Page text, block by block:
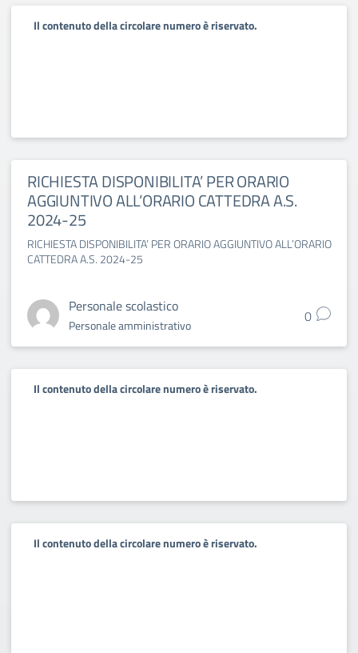
Il contenuto della circolare numero è riservato.
RICHIESTA DISPONIBILITA’ PER ORARIO
AGGIUNTIVO ALL’ORARIO CATTEDRA A.S.
2024-25
RICHIESTA DISPONIBILITA’ PER ORARIO AGGIUNTIVO ALL’ORARIO
CATTEDRA A.S. 2024-25
Personale scolastico
Personale amministrativo 0
Il contenuto della circolare numero è riservato.
Il contenuto della circolare numero è riservato.